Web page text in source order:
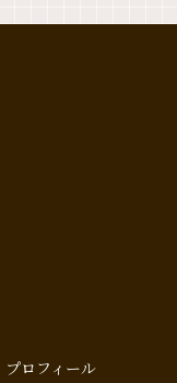
プロフィール